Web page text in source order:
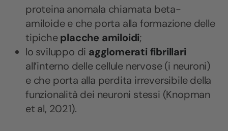
proteina anomala chiamata beta-
amiloide e che porta alla formazione delle
tipicheplacche amiloidi;
lo sviluppo di agglomerati fibrillari
all’interno delle cellule nervose (i neuroni)
e che porta alla perdita irreversibile della
funzionalità dei neuroni stessi (Knopman
et al, 2021).